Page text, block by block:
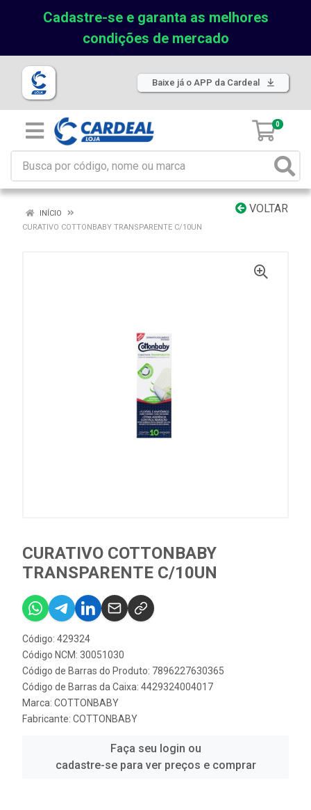
Cadastre-se e garanta as melhores
condições de mercado
Baixe já o APP da Cardeal
0
VOLTAR
INÍCIO
CURATIVO COTTONBABY TRANSPARENTE C/10UN
CURATIVO COTTONBABY
TRANSPARENTE C/10UN
Código: 429324
Código NCM: 30051030
Código de Barras do Produto: 7896227630365
Código de Barras da Caixa: 4429324004017
Marca: COTTONBABY
Fabricante: COTTONBABY
Faça seu login ou
cadastre-se para ver preços e comprar